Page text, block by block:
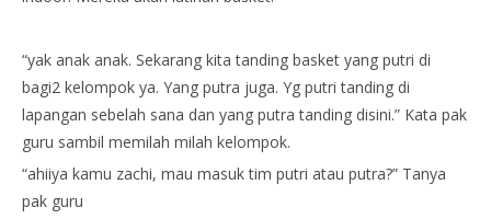
“yak anak anak. Sekarang kita tanding basket yang putri di
bagi2 kelompok ya. Yang putra juga. Yg putri tanding di
lapangan sebelah sana dan yang putra tanding disini.” Kata pak
guru sambil memilah milah kelompok.
“ahiiya kamu zachi, mau masuk tim putri atau putra?” Tanya
pak guru